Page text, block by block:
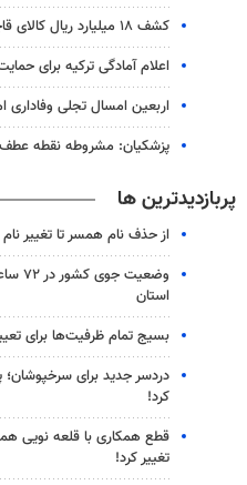
کشف ۱۸ میلیارد ریال کالای قاچاق و ۲۶ هزار لیتر گازوئیل در بندرلنگه
اعلام آمادگی ترکیه برای
اربعین امسال تجلی وفاداری
پزشکیان: مشروطه نقطه عطف
پربازدیدترین ها
از حذف نام همسر تا تغییر
استان
بسیج تمام ظرفیت‌ها برای تعیین
دردسر جدید برای سرخپوشان؛
کرد!
قطع همکاری با قلعه نویی
تغییر کرد!